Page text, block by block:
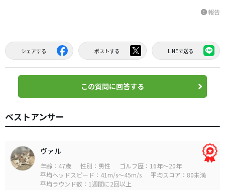
report報告
シェアする ポストする LINEで送る
この質問に回答する
ベストアンサー
ヴァル
年齢：47歳 性別：男性
ゴルフ歴：16年～20年
平均ヘッドスピード：41m/s～45m/s
平均スコア：80未満
平均ラウンド数：1週間に2回以上